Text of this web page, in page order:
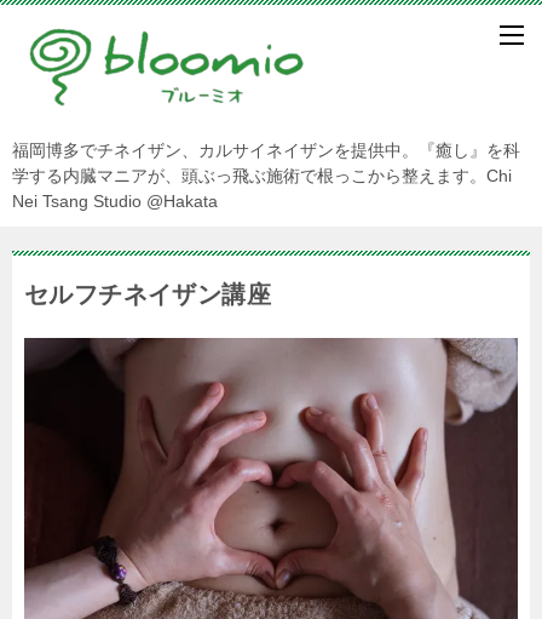
福岡博多でチネイザン、カルサイネイザンを提供中。『癒し』を科
学する内臓マニアが、頭ぶっ飛ぶ施術で根っこから整えます。Chi
Nei Tsang Studio @Hakata
セルフチネイザン講座